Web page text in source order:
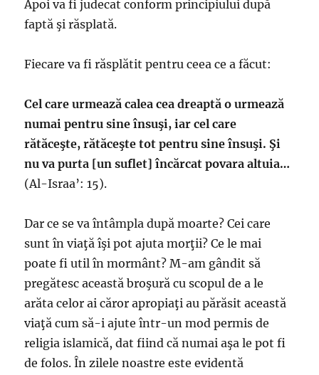
Apoi va fi judecat conform principiului după
faptă şi răsplată.
Fiecare va fi răsplătit pentru ceea ce a făcut:
Cel care urmează calea cea dreaptă o urmează
numai pentru sine însuşi, iar cel care
rătăceşte, rătăceşte tot pentru sine însuşi. Şi
nu va purta [un suflet] încărcat povara altuia…
(Al-Israa’: 15).
Dar ce se va întâmpla după moarte? Cei care
sunt în viaţă îşi pot ajuta morţii? Ce le mai
poate fi util în mormânt? M-am gândit să
pregătesc această broşură cu scopul de a le
arăta celor ai căror apropiaţi au părăsit această
viaţă cum să-i ajute într-un mod permis de
religia islamică, dat fiind că numai aşa le pot fi
de folos. În zilele noastre este evidentă